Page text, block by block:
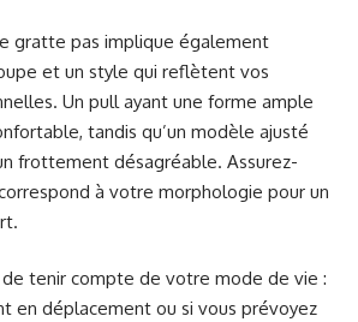
gratte pas implique également
et un style qui reflètent vos
Un pull ayant une forme ample
tandis qu’un modèle ajusté
frottement désagréable. Assurez-
à votre morphologie pour un
de tenir compte de votre mode de vie :
en déplacement ou si vous prévoyez